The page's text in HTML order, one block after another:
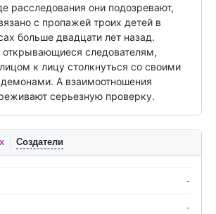
расследования они подозревают,
с пропажей троих детей в
больше двадцати лет назад.
следователям,
к лицу столкнуться со своими
А взаимоотношения
серьезную проверку.
Создатели
-
-